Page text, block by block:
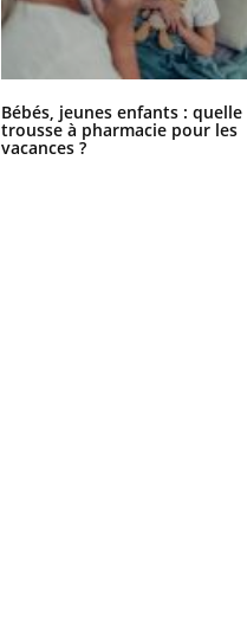
Bébés, jeunes enfants : quelle
trousse à pharmacie pour les
vacances ?